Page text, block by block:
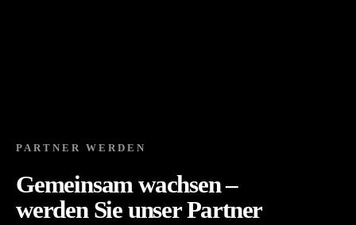
PARTNER WERDEN
Gemeinsam wachsen –
werden Sie unser Partner